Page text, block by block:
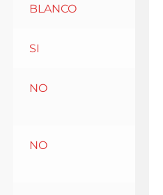
BLANCO
SI
NO
NO